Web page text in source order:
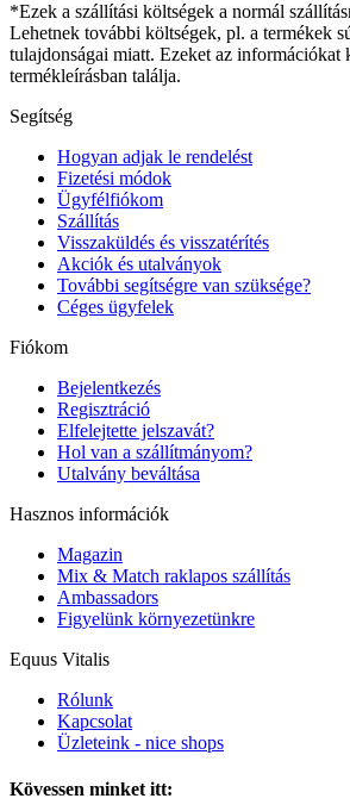
*Ezek a szállítási költségek a normál
Lehetnek további költségek, pl. a termékek
tulajdonságai miatt. Ezeket az információkat
termékleírásban találja.
Segítség
Hogyan adjak le rendelést
Fizetési módok
Ügyfélfiókom
Szállítás
Visszaküldés és visszatérítés
Akciók és utalványok
További segítségre van szüksége?
Céges ügyfelek
Fiókom
Bejelentkezés
Regisztráció
Elfelejtette jelszavát?
Hol van a szállítmányom?
Utalvány beváltása
Hasznos információk
Magazin
Mix & Match raklapos szállítás
Ambassadors
Figyelünk környezetünkre
Equus Vitalis
Rólunk
Kapcsolat
Üzleteink - nice shops
Kövessen minket itt: